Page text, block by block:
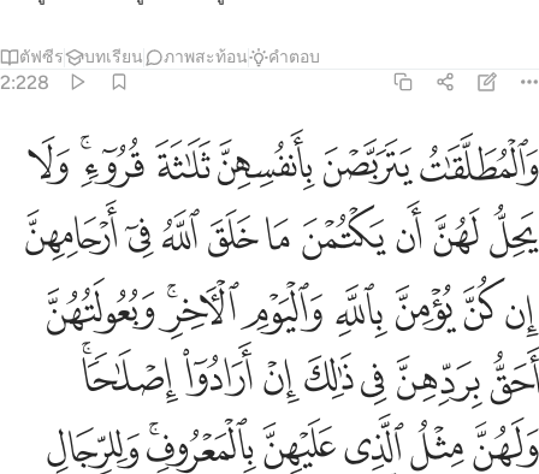
ตัฟซีร บทเรียน ภาพสะท้อน คำตอบ
2:228
والمطلقات يتربصن بانفسهن ثلاثة قروء ولا يحل لهن ان يكتمن ما خلق
وَٱلْمُطَلَّقَـٰتُ يَتَرَبَّصْنَ بِأَنفُسِهِنَّ ثَلَـٰثَةَ قُرُوٓءٍۢ ۚ وَلَا يَحِلُّ لَهُنَّ أَن
ﱨﱩﱪﱫﱬﱭﱮ
ﱯﱰﱱﱲﱳﱴﱵﱶﱷ
ﱸﱹﱺﱻﱼﱽﱾﱿ
ﲀﲁﲂﲃﲄﲅﲆﲇ
ﲈﲉﲊﲋﲌﲍﲎ